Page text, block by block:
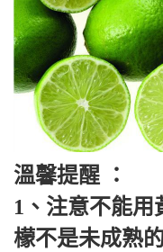
溫馨提醒 ：
1、注意不能用
檬不是未成熟